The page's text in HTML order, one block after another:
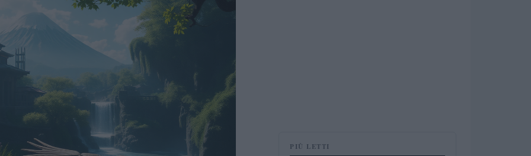
PIÙ LETTI